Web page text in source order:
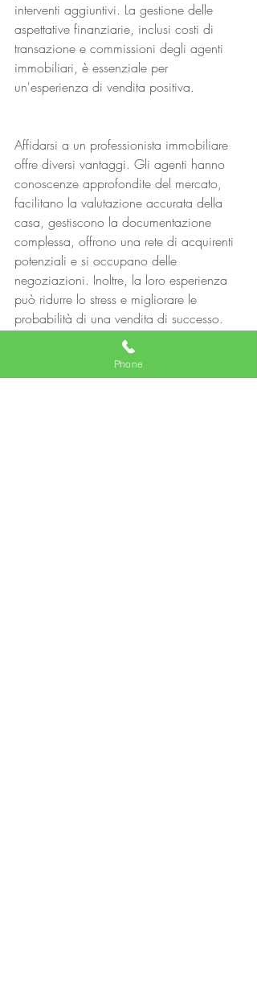
interventi aggiuntivi. La gestione delle
aspettative finanziarie, inclusi costi di
transazione e commissioni degli agenti
immobiliari, è essenziale per
un'esperienza di vendita positiva.
Affidarsi a un professionista immobiliare
offre diversi vantaggi. Gli agenti hanno
conoscenze approfondite del mercato,
facilitano la valutazione accurata della
casa, gestiscono la documentazione
complessa, offrono una rete di acquirenti
potenziali e si occupano delle
negoziazioni. Inoltre, la loro esperienza
può ridurre lo stress e migliorare le
probabilità di una vendita di successo.
Ari Mariq
Phone